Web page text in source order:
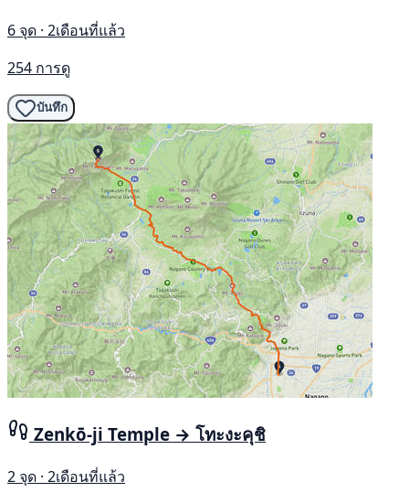
6 จุด · 2เดือนที่แล้ว
254 การดู
บันทึก
Zenkō-ji Temple → โทะงะคุชิ
2 จุด · 2เดือนที่แล้ว